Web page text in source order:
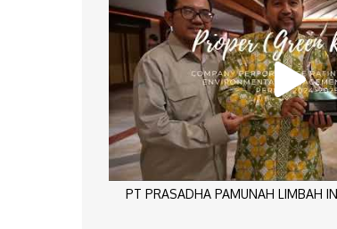
PT PRASADHA PAMUNAH LIMBAH